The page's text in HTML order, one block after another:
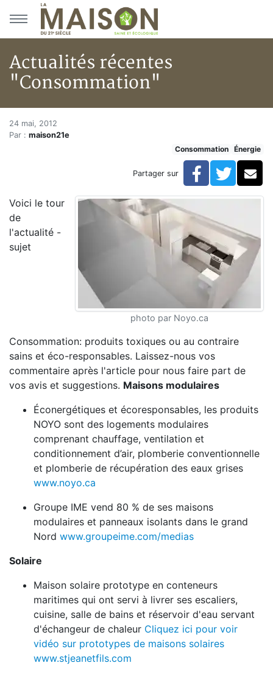
Aller au menu principal
Aller au contenu principal
Actualités récentes
"Consommation"
Accueil
Articles
Actualités récentes "Consommation"
Actualités récentes
24 mai, 2012
Par : maison21e
Consommation
Énergie
Partager sur Facebook
photo par Noyo.ca
Voici le tour
de
l'actualité -
sujet
Consommation: produits toxiques ou au contraire
sains et éco-responsables. Laissez-nous vos
commentaire après l'article pour nous faire part de
vos avis et suggestions. Maisons modulaires
Éconergétiques et écoresponsables, les produits
NOYO sont des logements modulaires
comprenant chauffage, ventilation et
conditionnement d’air, plomberie conventionnelle
et plomberie de récupération des eaux grises
www.noyo.ca
Groupe IME vend 80 % de ses maisons
modulaires et panneaux isolants dans le grand
Nord www.groupeime.com/medias
Solaire
Maison solaire prototype en conteneurs
maritimes qui ont servi à livrer ses escaliers,
cuisine, salle de bains et réservoir d'eau servant
d'échangeur de chaleur Cliquez ici pour voir
vidéo sur prototypes de maisons solaires
www.stjeanetfils.com